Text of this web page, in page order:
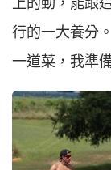
上的動，能跟
行的一大養分
一道菜，我準